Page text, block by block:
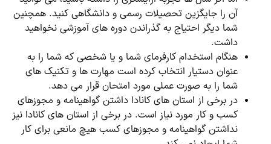
آن را جایگزین تحصیلات رسمی و دانشگاهی کنید. همچنین
شما دیگر احتیاج به گذراندن دوره های آموزشی نخواهید
داشت.
هنگام استخدام کارفرمای شما و یا شخصی که شما را به
عنوان دستیار انتخاب کرده است مهارت ها و تکنیک های
شما را به صورت عملی مورد امتحان قرار می دهد.
در برخی از استان های کانادا داشتن گواهینامه و مجوزهای
کسب و کار مورد نیاز است. در برخی از استان های کانادا نیز
نداشتن گواهینامه و مجوزهای کسب هیچ مانعی برای کار